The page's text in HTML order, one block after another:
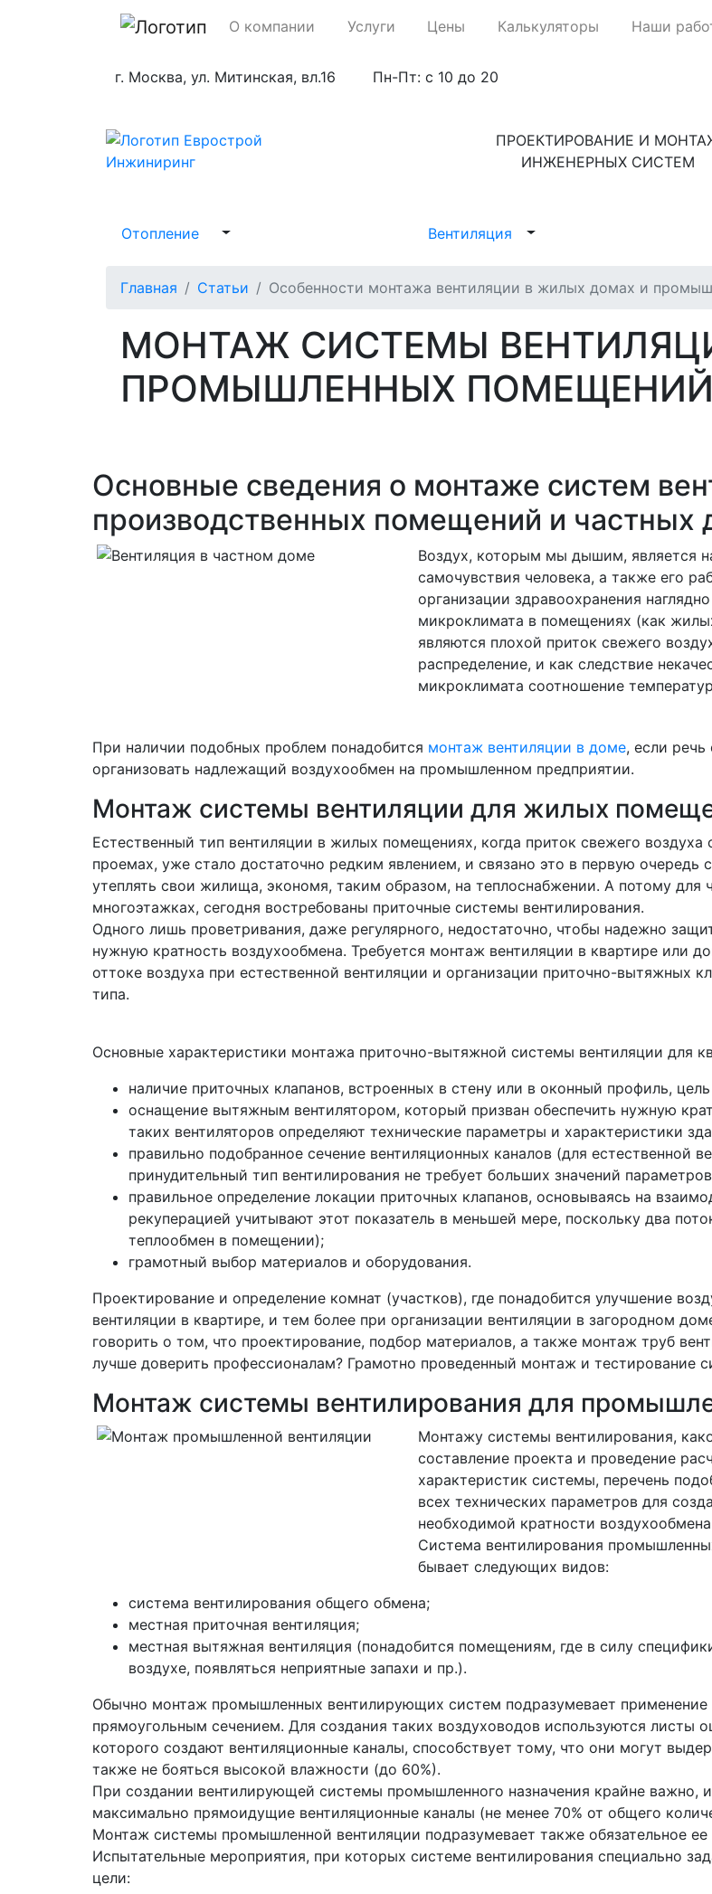
О компании Услуги Цены Калькуляторы Наши
г. Москва, ул. Митинская, вл.16 Пн-Пт: с 10 до 20
ПРОЕКТИРОВАНИЕ И
ИНЖЕНЕРНЫХ СИСТЕМ
Отопление Вентиляция
Главная Статьи Особенности монтажа вентиляции в жилых домах и
МОНТАЖ СИСТЕМЫ
ПРОМЫШЛЕННЫХ ПОМЕЩЕНИЙ
Основные сведения о монтаже систем
производственных помещений и частных
Воздух, которым мы дышим, является
самочувствия человека, а также его
организации здравоохранения
микроклимата в помещениях (как
являются плохой приток свежего
распределение, и как следствие
микроклимата соотношение
При наличии подобных проблем понадобится монтаж вентиляции в доме, если
организовать надлежащий воздухообмен на промышленном предприятии.
Монтаж системы вентиляции для жилых
Естественный тип вентиляции в жилых помещениях, когда приток свежего
проемах, уже стало достаточно редким явлением, и связано это в первую
утеплять свои жилища, экономя, таким образом, на теплоснабжении. А потому для
многоэтажках, сегодня востребованы приточные системы вентилирования.
Одного лишь проветривания, даже регулярного, недостаточно, чтобы надежно
нужную кратность воздухообмена. Требуется монтаж вентиляции в квартире или
оттоке воздуха при естественной вентиляции и организации приточно-вытяжных
типа.
Основные характеристики монтажа приточно-вытяжной системы вентиляции для
наличие приточных клапанов, встроенных в стену или в оконный профиль,
оснащение вытяжным вентилятором, который призван обеспечить нужную
таких вентиляторов определяют технические параметры и характеристики
правильно подобранное сечение вентиляционных каналов (для естественной
принудительный тип вентилирования не требует больших значений
правильное определение локации приточных клапанов, основываясь на
рекуперацией учитывают этот показатель в меньшей мере, поскольку два
теплообмен в помещении);
грамотный выбор материалов и оборудования.
Проектирование и определение комнат (участков), где понадобится улучшение
вентиляции в квартире, и тем более при организации вентиляции в загородном
говорить о том, что проектирование, подбор материалов, а также монтаж труб
лучше доверить профессионалам? Грамотно проведенный монтаж и тестирование
Монтаж системы вентилирования для
Монтажу системы вентилирования,
составление проекта и проведение
характеристик системы, перечень
всех технических параметров для
необходимой кратности
Система вентилирования
бывает следующих видов:
система вентилирования общего обмена;
местная приточная вентиляция;
местная вытяжная вентиляция (понадобится помещениям, где в силу
воздухе, появляться неприятные запахи и пр.).
Обычно монтаж промышленных вентилирующих систем подразумевает применение
прямоугольным сечением. Для создания таких воздуховодов используются листы
которого создают вентиляционные каналы, способствует тому, что они могут
также не бояться высокой влажности (до 60%).
При создании вентилирующей системы промышленного назначения крайне важно,
максимально прямоидущие вентиляционные каналы (не менее 70% от общего
Монтаж системы промышленной вентиляции подразумевает также обязательное
Испытательные мероприятия, при которых системе вентилирования специально
цели: